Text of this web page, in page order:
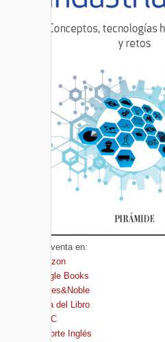
A la venta en:
Amazon
Google Books
Barnes&Noble
Casa del Libro
FNAC
El Corte Inglés